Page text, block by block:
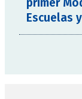
primer
Escuelas